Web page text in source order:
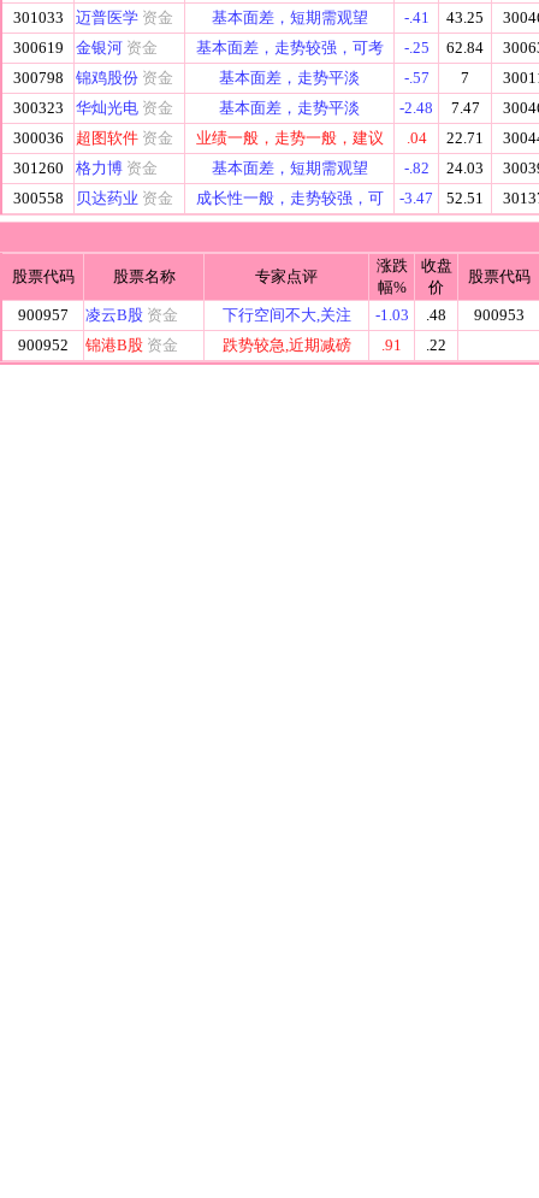
301033 迈普医学 资金 基本面差，短期需观望 -.41 43.25
300619
金银河 资金 基本面差，走势较强，可考 -.25 62.84
300798
锦鸡股份 资金 基本面差，走势平淡 -.57 7
300323
华灿光电 资金 基本面差，走势平淡 -2.48 7.47
300036
超图软件 资金 业绩一般，走势一般，建议 .04 22.71
301260
格力博 资金 基本面差，短期需观望 -.82 24.03
300558
贝达药业 资金 成长性一般，走势较强，可 -3.47 52.51
股票代码 股票名称 专家点评
涨跌
幅%
收盘
价
股票代码
900957 凌云B股 资金 下行空间不大,关注 -1.03 .48
900953
900952
锦港B股 资金 跌势较急,近期减磅 .91 .22